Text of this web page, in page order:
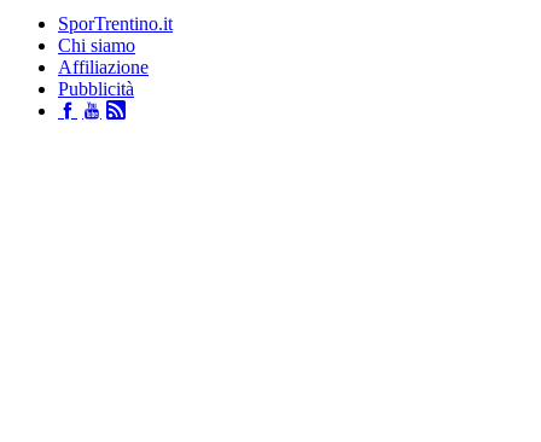
SporTrentino.it
Chi siamo
Affiliazione
Pubblicità